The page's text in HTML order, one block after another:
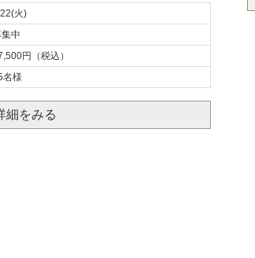
火)
中
円（税込）
名様
細をみる